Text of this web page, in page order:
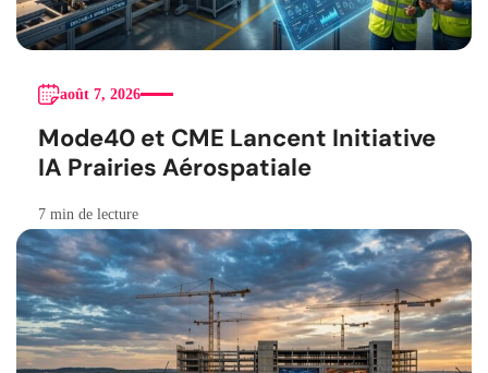
août 7, 2026
Mode40 et CME Lancent Initiative
IA Prairies Aérospatiale
7 min de lecture